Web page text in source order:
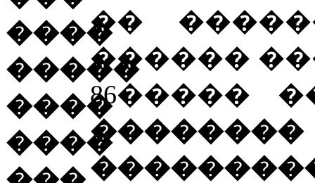
��
������
86�����